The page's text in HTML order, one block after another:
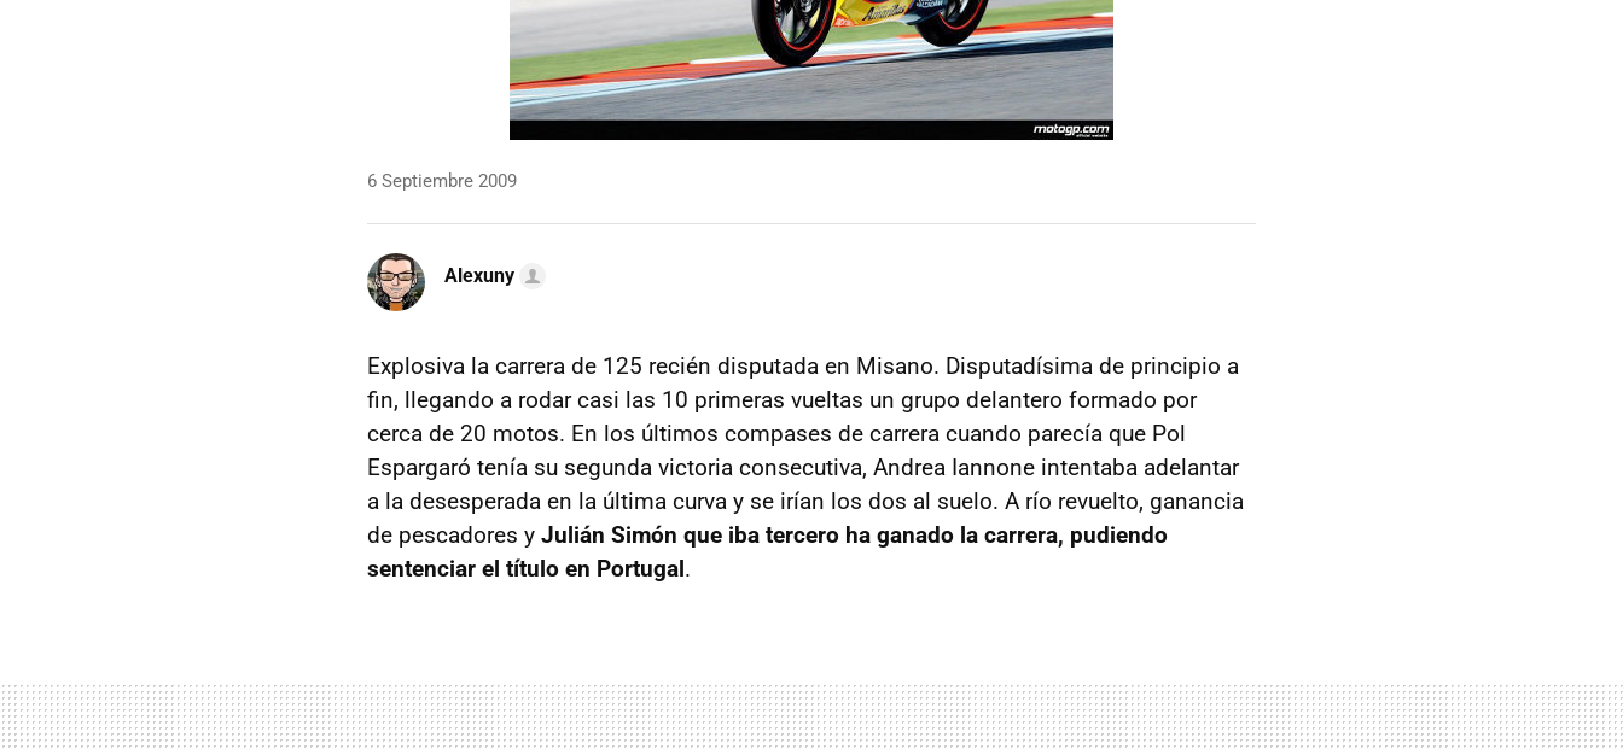
6 Septiembre 2009
Alexuny
Explosiva la carrera de 125 recién disputada en Misano. Disputadísima de principio a
fin, llegando a rodar casi las 10 primeras vueltas un grupo delantero formado por
cerca de 20 motos. En los últimos compases de carrera cuando parecía que Pol
Espargaró tenía su segunda victoria consecutiva, Andrea Iannone intentaba adelantar
a la desesperada en la última curva y se irían los dos al suelo. A río revuelto, ganancia
de pescadores y Julián Simón que iba tercero ha ganado la carrera, pudiendo
sentenciar el título en Portugal.